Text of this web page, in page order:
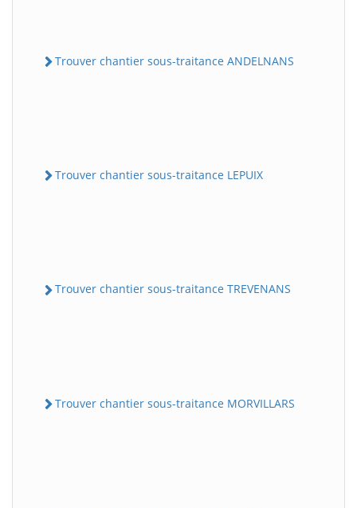
Trouver chantier sous-traitance ANDELNANS
Trouver chantier sous-traitance LEPUIX
Trouver chantier sous-traitance TREVENANS
Trouver chantier sous-traitance MORVILLARS